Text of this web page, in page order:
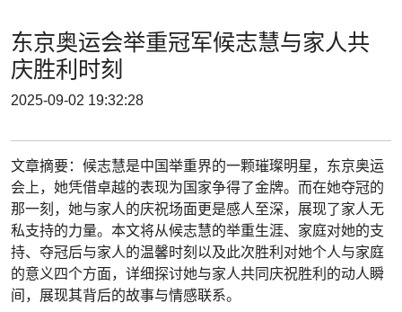
东京奥运会举重冠军候志慧与家人共
庆胜利时刻
2025-09-02 19:32:28
文章摘要：候志慧是中国举重界的一颗璀璨明星，东京奥运
会上，她凭借卓越的表现为国家争得了金牌。而在她夺冠的
那一刻，她与家人的庆祝场面更是感人至深，展现了家人无
私支持的力量。本文将从候志慧的举重生涯、家庭对她的支
持、夺冠后与家人的温馨时刻以及此次胜利对她个人与家庭
的意义四个方面，详细探讨她与家人共同庆祝胜利的动人瞬
间，展现其背后的故事与情感联系。